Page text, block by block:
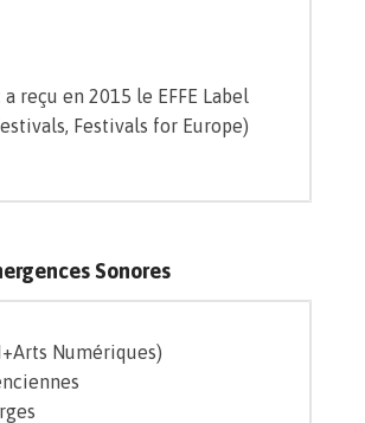
a reçu en 2015 le EFFE Label
Festivals for Europe)
Sonores
Numériques)